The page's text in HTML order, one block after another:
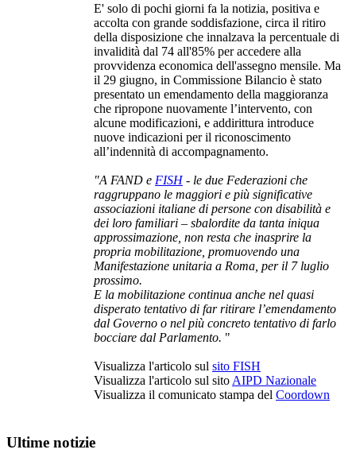
E' solo di pochi giorni fa la notizia, positiva e
accolta con grande soddisfazione, circa il ritiro
della disposizione che innalzava la percentuale di
invalidità dal 74 all'85% per accedere alla
provvidenza economica dell'assegno mensile. Ma
il 29 giugno, in Commissione Bilancio è stato
presentato un emendamento della maggioranza
che ripropone nuovamente l’intervento, con
alcune modificazioni, e addirittura introduce
nuove indicazioni per il riconoscimento
all’indennità di accompagnamento.
"A FAND e FISH- le due Federazioni che
raggruppano le maggiori e più significative
associazioni italiane di persone con disabilità e
dei loro familiari – sbalordite da tanta iniqua
approssimazione, non resta che inasprire la
propria mobilitazione, promuovendo una
Manifestazione unitaria a Roma, per il 7 luglio
prossimo.
E la mobilitazione continua anche nel quasi
disperato tentativo di far ritirare l’emendamento
dal Governo o nel più concreto tentativo di farlo
bocciare dal Parlamento. "
Visualizza l'articolo sul sito FISH
Visualizza l'articolo sul sito AIPD Nazionale
Visualizza il comunicato stampa del Coordown
Ultime notizie